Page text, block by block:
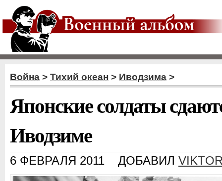
Война > Тихий океан > Иводзима >
Японские солдаты
Иводзиме
6 ФЕВРАЛЯ 2011 ДОБАВИЛ